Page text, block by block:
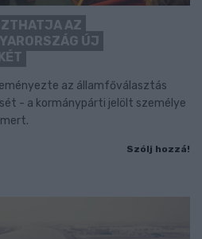
AZ
ÚJ
az államfőválasztás
- a kormánypárti jelölt személye
Szólj hozzá!